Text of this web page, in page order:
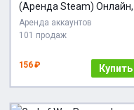
(Аренда Steam) Онлайн,
VK Play
Аренда аккаунтов
101 продаж
156 ₽ Купить